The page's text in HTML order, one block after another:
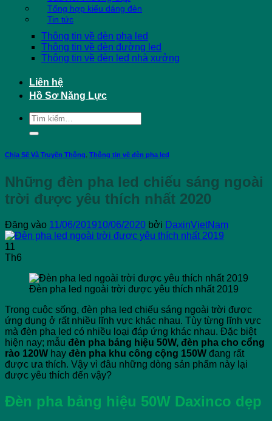
Tổng hợp kiểu dáng đèn
Tin tức
Thông tin về đèn pha led
Thông tin về đèn đường led
Thông tin về đèn led nhà xưởng
Liên hệ
Hồ Sơ Năng Lực
Tìm
kiếm:
Chia Sẽ Và Truyền Thông, Thông tin về đèn pha led
Những đèn pha led chiếu sáng ngoài
trời được yêu thích nhất 2020
Đăng vào 11/06/201910/06/2020 bởi DaxinVietNam
11
Th6
Đèn pha led ngoài trời được yêu thích nhất 2019
Trong cuộc sống, đèn pha led chiếu sáng ngoài trời được
ứng dụng ở rất nhiều lĩnh vực khác nhau. Tùy từng lĩnh vực
mà đèn pha led có nhiều loại đáp ứng khác nhau. Đặc biệt
hiện nay; mẫu đèn pha bảng hiệu 50W, đèn pha cho cổng
rào 120W hay đèn pha khu công cộng 150W đang rất
được ưa thích. Vậy vì đâu những dòng sản phẩm này lại
được yêu thích đến vậy?
Đèn pha bảng hiệu 50W Daxinco dẹp